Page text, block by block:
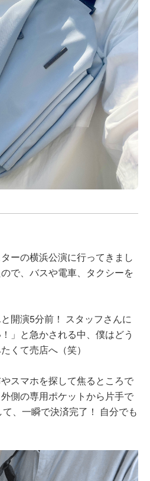
ーの横浜公演に行ってきまし
で、バスや電車、タクシーを
開演5分前！ スタッフさんに
」と急かされる中、僕はどう
くて売店へ（笑）
スマホを探して焦るところで
側の専用ポケットから片手で
、一瞬で決済完了！ 自分でも